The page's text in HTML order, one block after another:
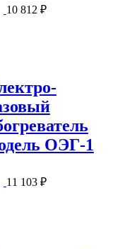
10 812 ₽
ОЭГ-1
11 103 ₽